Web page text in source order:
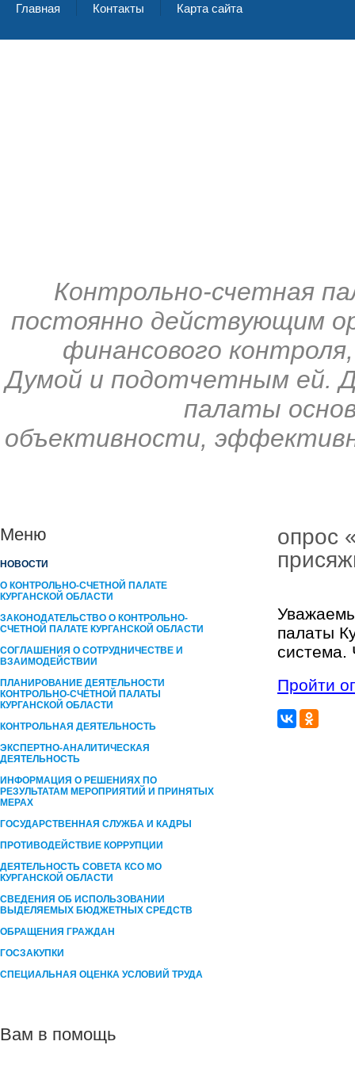
Главная Контакты Карта сайта
Контрольно-счетная
постоянно действующим
финансового
Думой и подотчетным ей.
палаты
объективности,
Меню
НОВОСТИ
О КОНТРОЛЬНО-СЧЕТНОЙ ПАЛАТЕ
КУРГАНСКОЙ ОБЛАСТИ
ЗАКОНОДАТЕЛЬСТВО О КОНТРОЛЬНО-
СЧЕТНОЙ ПАЛАТЕ КУРГАНСКОЙ ОБЛАСТИ
СОГЛАШЕНИЯ О СОТРУДНИЧЕСТВЕ И
ВЗАИМОДЕЙСТВИИ
ПЛАНИРОВАНИЕ ДЕЯТЕЛЬНОСТИ
КОНТРОЛЬНО-СЧЁТНОЙ ПАЛАТЫ
КУРГАНCКОЙ ОБЛАСТИ
КОНТРОЛЬНАЯ ДЕЯТЕЛЬНОСТЬ
ЭКСПЕРТНО-АНАЛИТИЧЕСКАЯ
ДЕЯТЕЛЬНОСТЬ
ИНФОРМАЦИЯ О РЕШЕНИЯХ ПО
РЕЗУЛЬТАТАМ МЕРОПРИЯТИЙ И ПРИНЯТЫХ
МЕРАХ
ГОСУДАРСТВЕННАЯ СЛУЖБА И КАДРЫ
ПРОТИВОДЕЙСТВИЕ КОРРУПЦИИ
ДЕЯТЕЛЬНОСТЬ СОВЕТА КСО МО
КУРГАНСКОЙ ОБЛАСТИ
СВЕДЕНИЯ ОБ ИСПОЛЬЗОВАНИИ
ВЫДЕЛЯЕМЫХ БЮДЖЕТНЫХ СРЕДСТВ
ОБРАЩЕНИЯ ГРАЖДАН
ГОСЗАКУПКИ
СПЕЦИАЛЬНАЯ ОЦЕНКА УСЛОВИЙ ТРУДА
Вам в помощь
опрос
палаты
система.
Пройти